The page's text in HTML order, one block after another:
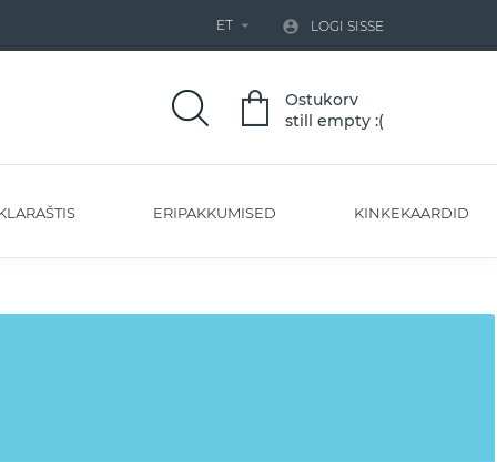
ET   LOGI SISSE
Ostukorv
still empty :(
ERIPAKKUMISED KINKEKAARDID